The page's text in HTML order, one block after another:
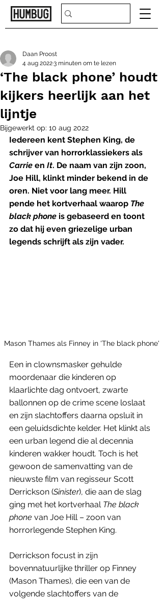
‘The black phone’ houdt
kijkers heerlijk aan het
lijntje
Daan Proost
4 aug 20223 minuten om te lezen
Bijgewerkt op: 10 aug 2022
Iedereen kent Stephen King, de
schrijver van horrorklassiekers als
Carrie en It. De naam van zijn zoon,
Joe Hill, klinkt minder bekend in de
oren. Niet voor lang meer. Hill
pende het kortverhaal waarop The
black phone is gebaseerd en toont
zo dat hij even griezelige urban
legends schrijft als zijn vader.
Mason Thames als Finney in 'The black phone'
Een in clownsmasker gehulde
moordenaar die kinderen op
klaarlichte dag ontvoert, zwarte
ballonnen op de crime scene loslaat
en zijn slachtoffers daarna opsluit in
een geluidsdichte kelder. Het klinkt als
een urban legend die al decennia
kinderen wakker houdt. Toch is het
gewoon de samenvatting van de
nieuwste film van regisseur Scott
Derrickson (Sinister), die aan de slag
ging met het kortverhaal The black
phone van Joe Hill – zoon van
horrorlegende Stephen King.
Derrickson focust in zijn
bovennatuurlijke thriller op Finney
(Mason Thames), die een van de
volgende slachtoffers van de